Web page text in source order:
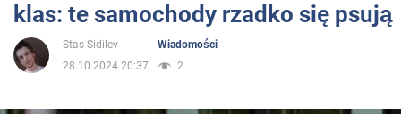
Rozrywka
klas: te samochody rzadko się psują
Stas Sidilev
Wiadomości
28.10.2024 20:37
2